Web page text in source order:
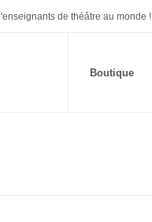
de théâtre au monde !
Boutique